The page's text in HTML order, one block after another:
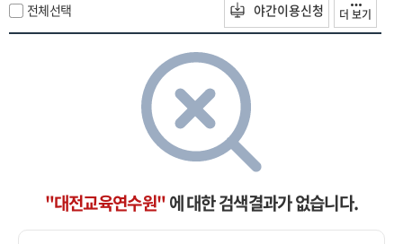
전체선택 야간이용신청 더 보기
"대전교육연수원"에 대한 검색결과가 없습니다.